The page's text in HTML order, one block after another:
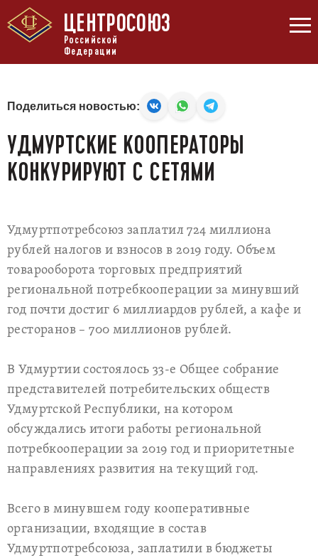
ЦЕНТРОСОЮЗ
Российской
Федерации
Поделиться новостью:
УДМУРТСКИЕ КООПЕРАТОРЫ
КОНКУРИРУЮТ С СЕТЯМИ
Удмуртпотребсоюз заплатил 724 миллиона
рублей налогов и взносов в 2019 году. Объем
товарооборота торговых предприятий
региональной потребкооперации за минувший
год почти достиг 6 миллиардов рублей, а кафе и
ресторанов – 700 миллионов рублей.
В Удмуртии состоялось 33-е Общее собрание
представителей потребительских обществ
Удмуртской Республики, на котором
обсуждались итоги работы региональной
потребкооперации за 2019 год и приоритетные
направлениях развития на текущий год.
Всего в минувшем году кооперативные
организации, входящие в состав
Удмуртпотребсоюза, заплатили в бюджеты